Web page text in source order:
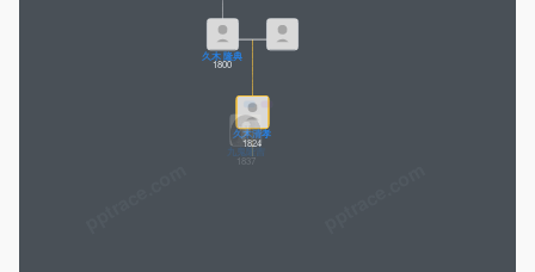
久木清孝
1824
久木 隆典
1800